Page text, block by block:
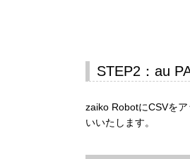
STEP2：au
zaiko RobotにCSVを
いいたします。